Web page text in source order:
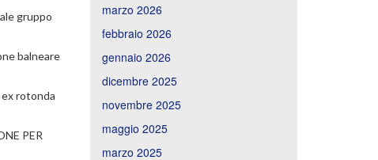
gruppo
balneare
rotonda
PER
marzo 2026
febbraio 2026
gennaio 2026
dicembre 2025
novembre 2025
maggio 2025
marzo 2025